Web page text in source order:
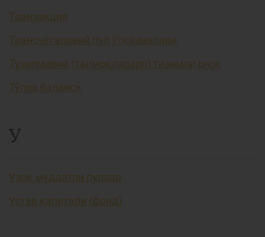
Транзакция
Трансчегаравий пул ўтказмалари
Тузилмавий (тармоқлараро) тизимли риск
Тўлов баланси
У
Узоқ муддатли пуллар
Устав капитали (фонд)